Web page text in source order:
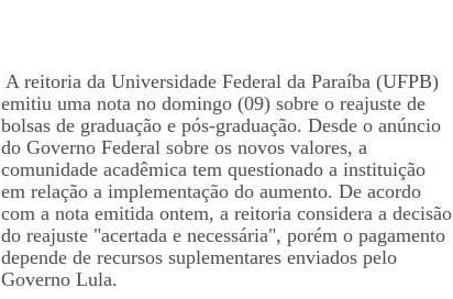
A reitoria da Universidade Federal da Paraíba (UFPB)
emitiu uma nota no domingo (09) sobre o reajuste de
bolsas de graduação e pós-graduação. Desde o anúncio
do Governo Federal sobre os novos valores, a
comunidade acadêmica tem questionado a instituição
em relação a implementação do aumento. De acordo
com a nota emitida ontem, a reitoria considera a decisão
do reajuste "acertada e necessária", porém o pagamento
depende de recursos suplementares enviados pelo
Governo Lula.